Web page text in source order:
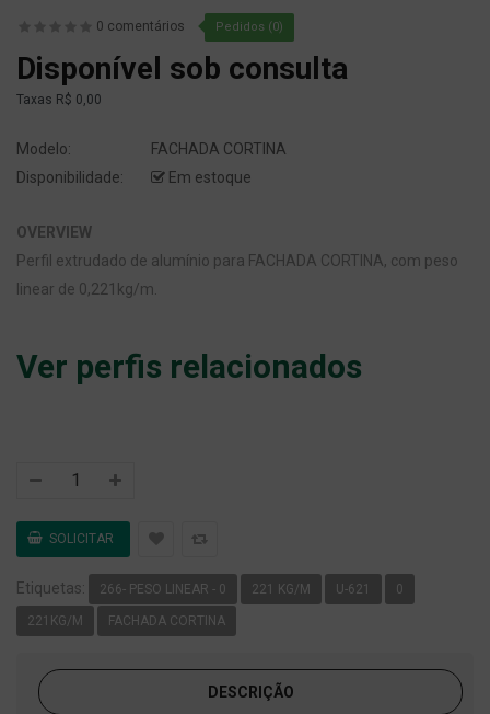
0 comentários Pedidos (0)
Disponível sob consulta
Taxas R$ 0,00
Modelo:
FACHADA CORTINA
Disponibilidade:
Em estoque
OVERVIEW
Perfil extrudado de alumínio para FACHADA CORTINA, com peso
linear de 0,221kg/m.
Ver perfis relacionados
Etiquetas: 266- PESO LINEAR - 0 221 KG/M U-621 0
221KG/M FACHADA CORTINA
DESCRIÇÃO